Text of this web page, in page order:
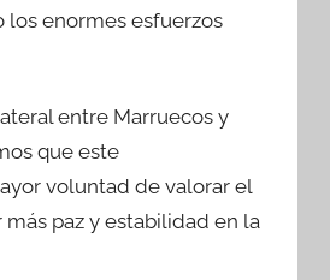
los enormes esfuerzos
entre Marruecos y
que este
voluntad de valorar el
paz y estabilidad en la